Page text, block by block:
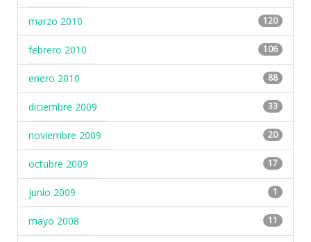
marzo 2010 120
febrero 2010 106
enero 2010 88
diciembre 2009 33
noviembre 2009 20
octubre 2009 17
junio 2009 1
mayo 2008 11